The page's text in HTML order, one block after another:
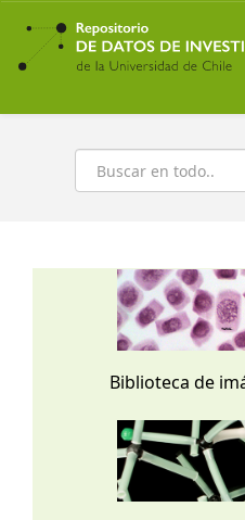
Ir
contenido
principal
Buscar
Biblioteca de